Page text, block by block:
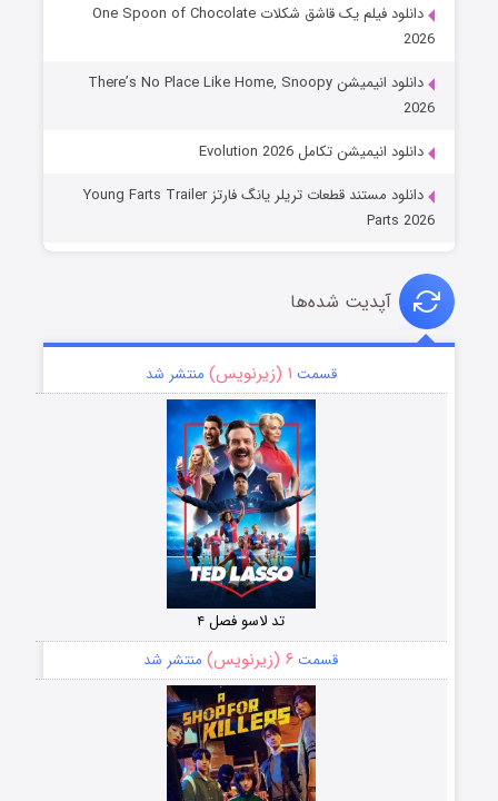
دانلود فیلم یک قاشق شکلات One Spoon of Chocolate
2026
دانلود انیمیشن There’s No Place Like Home, Snoopy
2026
دانلود انیمیشن تکامل Evolution 2026
دانلود مستند قطعات تریلر یانگ فارتز Young Farts Trailer
Parts 2026
آپدیت شده‌ها
قسمت ۱ (زیرنویس) منتشر شد
تد لاسو فصل ۴
قسمت ۶ (زیرنویس) منتشر شد